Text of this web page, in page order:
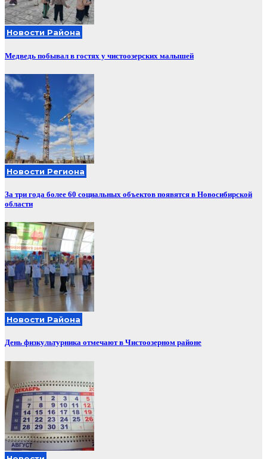
Новости Района
Медведь побывал в гостях у чистоозерских малышей
Новости Региона
За три года более 60 социальных объектов появятся в Новосибирской
области
Новости Района
День физкультурника отмечают в Чистоозерном районе